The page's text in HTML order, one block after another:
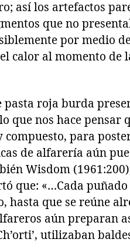
así los artefactos
que no
por medio
calor al momento de
pasta roja burda
que nos hace
para
de alfarería aún
Wisdom
que: «…Cada
hasta que se reúne
aún preparan
utilizaban